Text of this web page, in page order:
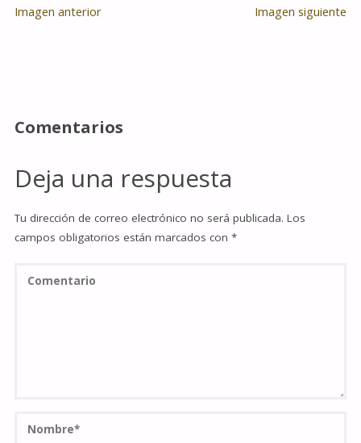
Imagen anterior Imagen siguiente
Comentarios
Deja una respuesta
Tu dirección de correo electrónico no será publicada. Los
campos obligatorios están marcados con *